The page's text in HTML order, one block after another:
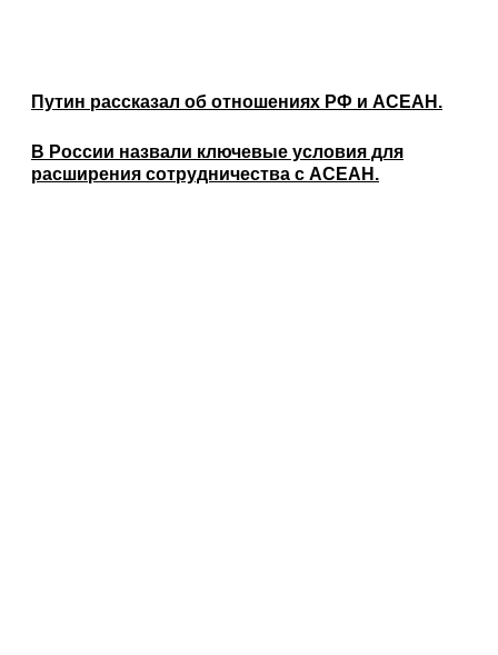
Путин рассказал об отношениях РФ и АСЕАН.
В России назвали ключевые условия для
расширения сотрудничества с АСЕАН.